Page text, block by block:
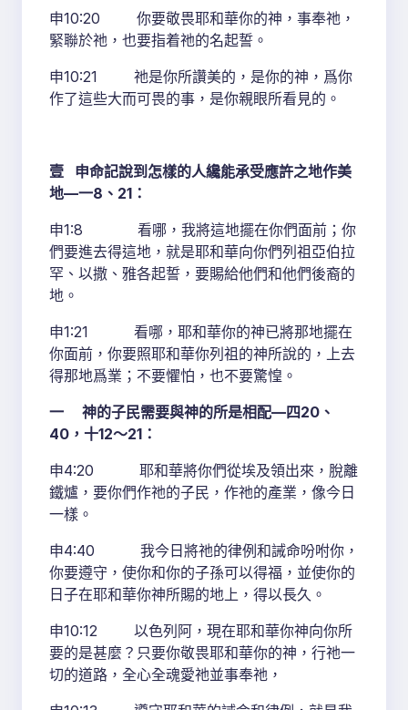
申10:20 你要敬畏耶和華你的神，事奉祂，
緊聯於祂，也要指着祂的名起誓。
申10:21 祂是你所讚美的，是你的神，爲你
作了這些大而可畏的事，是你親眼所看見的。
壹 申命記說到怎樣的人纔能承受應許之地作美
地—一8、21：
申1:8 看哪，我將這地擺在你們面前；你
們要進去得這地，就是耶和華向你們列祖亞伯拉
罕、以撒、雅各起誓，要賜給他們和他們後裔的
地。
申1:21 看哪，耶和華你的神已將那地擺在
你面前，你要照耶和華你列祖的神所說的，上去
得那地爲業；不要懼怕，也不要驚惶。
一 神的子民需要與神的所是相配—四20、
40，十12～21：
申4:20 耶和華將你們從埃及領出來，脫離
鐵爐，要你們作祂的子民，作祂的產業，像今日
一樣。
申4:40 我今日將祂的律例和誡命吩咐你，
你要遵守，使你和你的子孫可以得福，並使你的
日子在耶和華你神所賜的地上，得以長久。
申10:12 以色列阿，現在耶和華你神向你所
要的是甚麼？只要你敬畏耶和華你的神，行祂一
切的道路，全心全魂愛祂並事奉祂，